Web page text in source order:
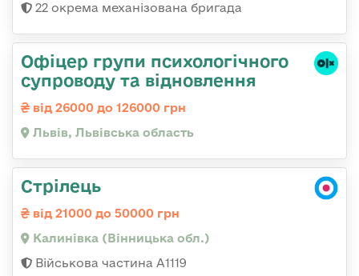
22 окрема механізована бригада
Офіцер групи психологічного
супроводу та відновлення
від 26000 до 126000 грн
Львів, Львівська область
Стрілець
від 21000 до 50000 грн
Калинівка (Вінницька обл.)
Військова частина А1119